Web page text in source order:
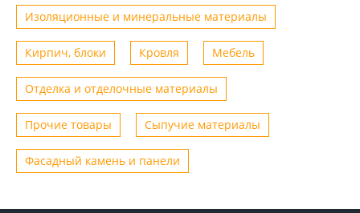
Изоляционные и минеральные материалы
Кирпич, блоки Кровля Мебель
Отделка и отделочные материалы
Прочие товары Сыпучие материалы
Фасадный камень и панели